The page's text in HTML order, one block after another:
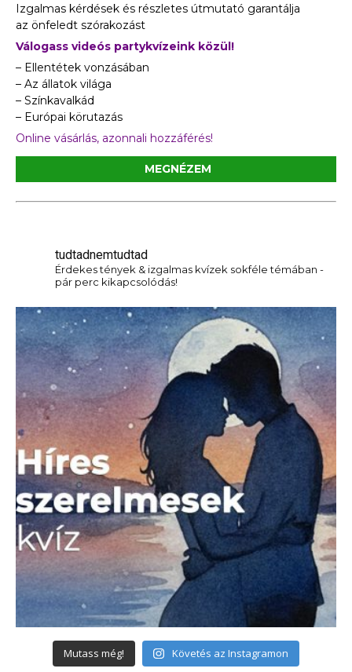
Izgalmas kérdések és részletes útmutató garantálja
az önfeledt szórakozást
Válogass videós partykvízeink közül!
– Ellentétek vonzásában
– Az állatok világa
– Színkavalkád
– Európai körutazás
Online vásárlás, azonnali hozzáférés!
MEGNÉZEM
tudtadnemtudtad
Érdekes tények & izgalmas kvízek sokféle témában -
pár perc kikapcsolódás!
Mutass még! Követés az Instagramon